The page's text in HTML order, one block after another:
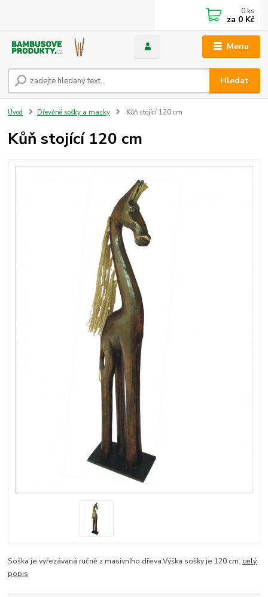
Menu
Hledat
0 ks
za 0 Kč
Úvod Dřevěné sošky a masky Kůň stojící 120 cm
Kůň stojící 120 cm
Soška je vyřezávaná ručně z masivního dřeva.Výška sošky je 120 cm. celý
popis